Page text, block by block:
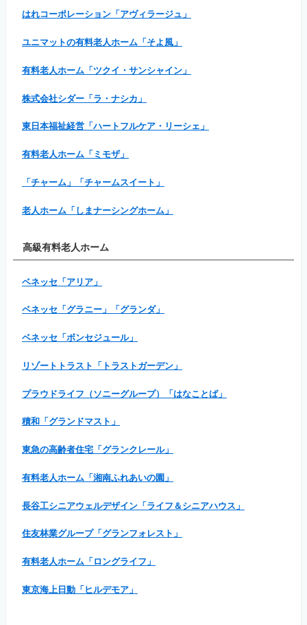
はれコーポレーション「アヴィラージュ」
ユニマットの有料老人ホーム「そよ風」
有料老人ホーム「ツクイ・サンシャイン」
株式会社シダー「ラ・ナシカ」
東日本福祉経営「ハートフルケア・リーシェ」
有料老人ホーム「ミモザ」
「チャーム」「チャームスイート」
老人ホーム「しまナーシングホーム」
高級有料老人ホーム
ベネッセ「アリア」
ベネッセ「グラニー」「グランダ」
ベネッセ「ボンセジュール」
リゾートトラスト「トラストガーデン」
プラウドライフ（ソニーグループ）「はなことば」
積和「グランドマスト」
東急の高齢者住宅「グランクレール」
有料老人ホーム「湘南ふれあいの園」
長谷工シニアウェルデザイン「ライフ＆シニアハウス」
住友林業グループ「グランフォレスト」
有料老人ホーム「ロングライフ」
東京海上日動「ヒルデモア」